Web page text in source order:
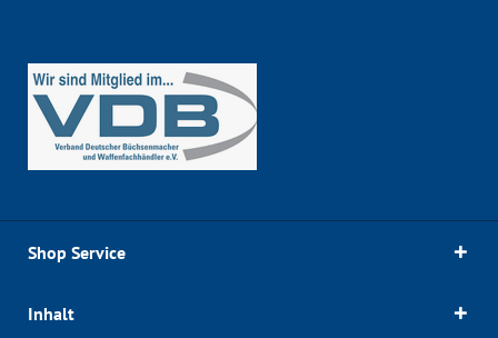
Shop Service
Inhalt